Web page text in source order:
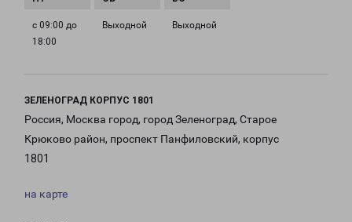
с 09:00 до
18:00
Выходной Выходной
ЗЕЛЕНОГРАД КОРПУС 1801
Россия, Москва город, город Зеленоград, Старое
Крюково район, проспект Панфиловский, корпус
1801
на карте